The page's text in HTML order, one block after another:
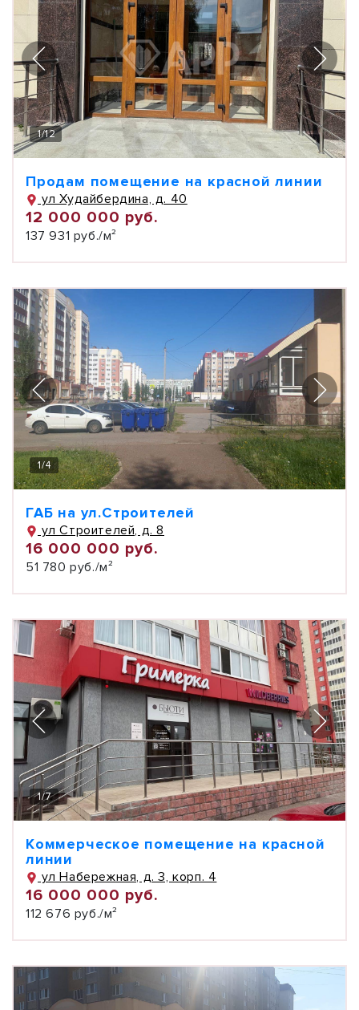
1/12
Продам помещение на красной линии
ул Худайбердина, д. 40
12 000 000 руб.
137 931 руб./м²
1/4
ГАБ на ул.Строителей
ул Строителей, д. 8
16 000 000 руб.
51 780 руб./м²
1/7
Коммерческое помещение на красной
линии
ул Набережная, д. 3, корп. 4
16 000 000 руб.
112 676 руб./м²